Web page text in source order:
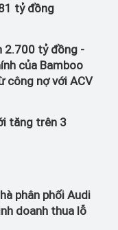
tỷ đồng
2.700 tỷ đồng -
của Bamboo
công nợ với ACV
tăng trên 3
phân phối Audi
doanh thua lỗ